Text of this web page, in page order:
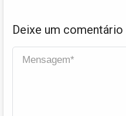
Deixe um comentário